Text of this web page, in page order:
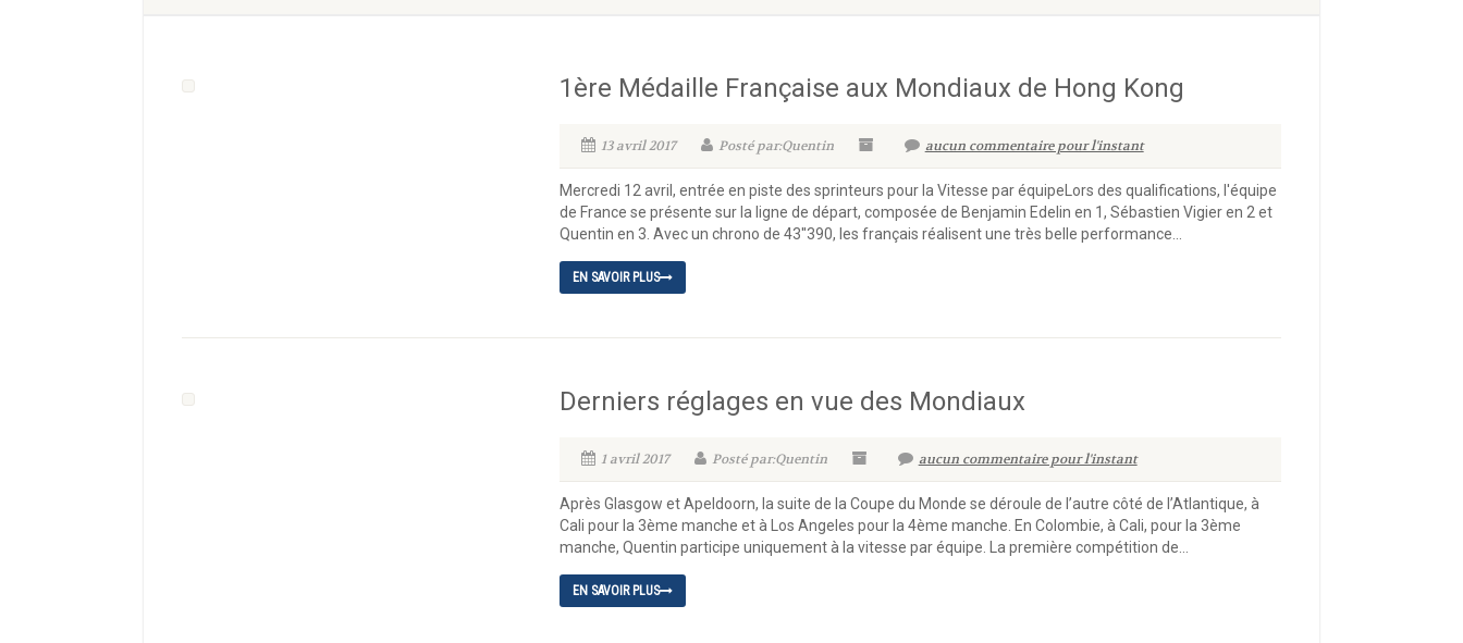
1ère Médaille Française aux Mondiaux de Hong Kong
13 avril 2017 Posté par:Quentin aucun commentaire pour l'instant
Mercredi 12 avril, entrée en piste des sprinteurs pour la Vitesse par équipeLors des qualifications, l'équipe
de France se présente sur la ligne de départ, composée de Benjamin Edelin en 1, Sébastien Vigier en 2 et
Quentin en 3. Avec un chrono de 43''390, les français réalisent une très belle performance...
EN SAVOIR PLUS
Derniers réglages en vue des Mondiaux
1 avril 2017 Posté par:Quentin aucun commentaire pour l'instant
Après Glasgow et Apeldoorn, la suite de la Coupe du Monde se déroule de l’autre côté de l’Atlantique, à
Cali pour la 3ème manche et à Los Angeles pour la 4ème manche. En Colombie, à Cali, pour la 3ème
manche, Quentin participe uniquement à la vitesse par équipe. La première compétition de...
EN SAVOIR PLUS